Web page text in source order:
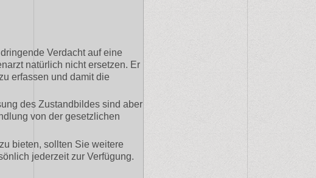
Verdacht auf eine
natürlich nicht ersetzen. Er
erfassen und damit die
des Zustandbildes sind aber
von der gesetzlichen
bieten, sollten Sie weitere
jederzeit zur Verfügung.